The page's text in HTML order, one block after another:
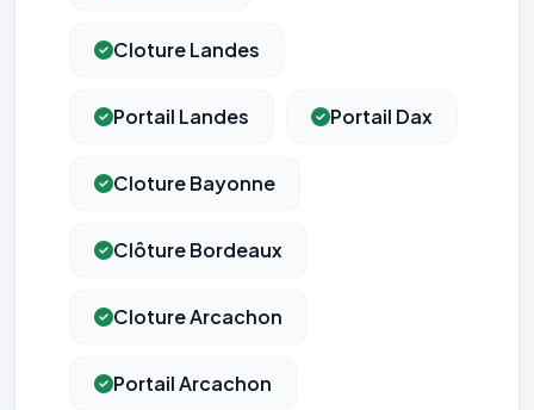
Cloture Landes
Portail Landes Portail Dax
Cloture Bayonne
Clôture Bordeaux
Cloture Arcachon
Portail Arcachon